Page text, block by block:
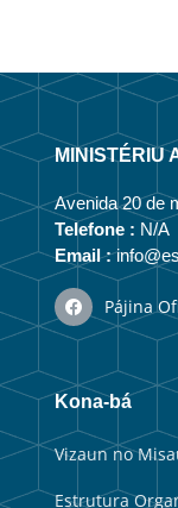
MINISTÉRIU
Avenida 20 de
Telefone : N/A
Email :
Pájina
Kona-bá
Vizaun no
Estrutura